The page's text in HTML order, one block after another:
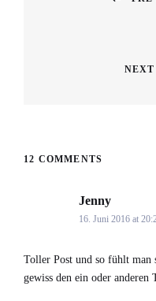
12 COMMENTS
Jenny
16. Juni 2016 at
Toller Post und so fühlt
gewiss den ein oder